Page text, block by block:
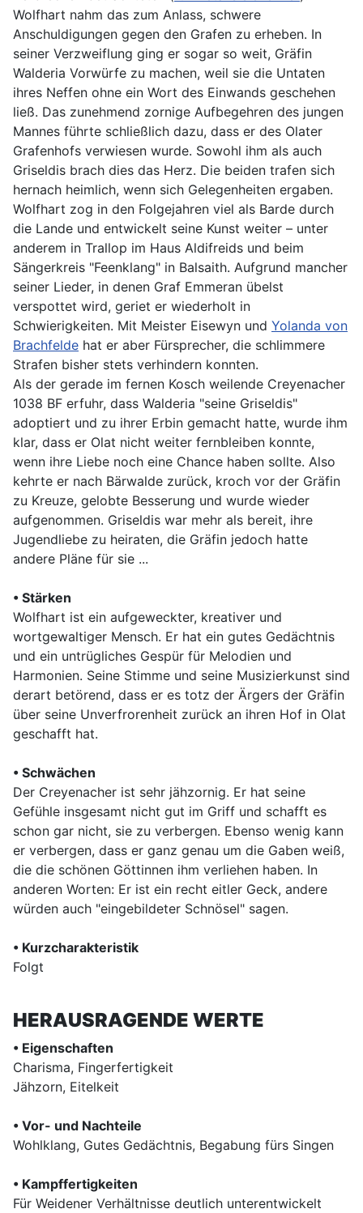
Wolfhart nahm das zum Anlass, schwere
Anschuldigungen gegen den Grafen zu erheben. In
seiner Verzweiflung ging er sogar so weit, Gräfin
Walderia Vorwürfe zu machen, weil sie die Untaten
ihres Neffen ohne ein Wort des Einwands geschehen
ließ. Das zunehmend zornige Aufbegehren des jungen
Mannes führte schließlich dazu, dass er des Olater
Grafenhofs verwiesen wurde. Sowohl ihm als auch
Griseldis brach dies das Herz. Die beiden trafen sich
hernach heimlich, wenn sich Gelegenheiten ergaben.
Wolfhart zog in den Folgejahren viel als Barde durch
die Lande und entwickelt seine Kunst weiter – unter
anderem in Trallop im Haus Aldifreids und beim
Sängerkreis "Feenklang" in Balsaith. Aufgrund mancher
seiner Lieder, in denen Graf Emmeran übelst
verspottet wird, geriet er wiederholt in
Schwierigkeiten. Mit Meister Eisewyn und Yolanda von
Brachfelde hat er aber Fürsprecher, die schlimmere
Strafen bisher stets verhindern konnten.
Als der gerade im fernen Kosch weilende Creyenacher
1038 BF erfuhr, dass Walderia "seine Griseldis"
adoptiert und zu ihrer Erbin gemacht hatte, wurde ihm
klar, dass er Olat nicht weiter fernbleiben konnte,
wenn ihre Liebe noch eine Chance haben sollte. Also
kehrte er nach Bärwalde zurück, kroch vor der Gräfin
zu Kreuze, gelobte Besserung und wurde wieder
aufgenommen. Griseldis war mehr als bereit, ihre
Jugendliebe zu heiraten, die Gräfin jedoch hatte
andere Pläne für sie ...
• Stärken
Wolfhart ist ein aufgeweckter, kreativer und
wortgewaltiger Mensch. Er hat ein gutes Gedächtnis
und ein untrügliches Gespür für Melodien und
Harmonien. Seine Stimme und seine Musizierkunst sind
derart betörend, dass er es totz der Ärgers der Gräfin
über seine Unverfrorenheit zurück an ihren Hof in Olat
geschafft hat.
• Schwächen
Der Creyenacher ist sehr jähzornig. Er hat seine
Gefühle insgesamt nicht gut im Griff und schafft es
schon gar nicht, sie zu verbergen. Ebenso wenig kann
er verbergen, dass er ganz genau um die Gaben weiß,
die die schönen Göttinnen ihm verliehen haben. In
anderen Worten: Er ist ein recht eitler Geck, andere
würden auch "eingebildeter Schnösel" sagen.
• Kurzcharakteristik
Folgt
HERAUSRAGENDE WERTE
• Eigenschaften
Charisma, Fingerfertigkeit
Jähzorn, Eitelkeit
• Vor- und Nachteile
Wohlklang, Gutes Gedächtnis, Begabung fürs Singen
• Kampffertigkeiten
Für Weidener Verhältnisse deutlich unterentwickelt